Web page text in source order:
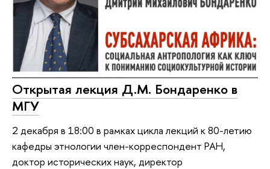
Открытая лекция Д.М. Бондаренко в
МГУ
2 декабря в 18:00 в рамках цикла лекций к 80-летию
кафедры этнологии член-корреспондент РАН,
доктор исторических наук, директор